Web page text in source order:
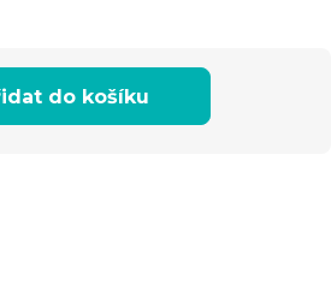
do košíku